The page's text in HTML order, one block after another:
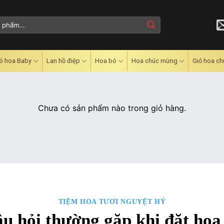
hoa Baby Lan hồ điệp Hoa bó Hoa chúc mừng Giỏ hoa
Chưa có sản phẩm nào trong giỏ hàng.
TIỆM HOA TƯƠI NGUYỆT HỶ